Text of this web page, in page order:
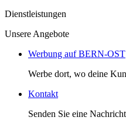
Dienstleistungen
Unsere Angebote
Werbung auf BERN-OST
Werbe dort, wo deine
Kontakt
Senden Sie eine